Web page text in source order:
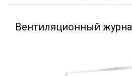
Вентиляционный